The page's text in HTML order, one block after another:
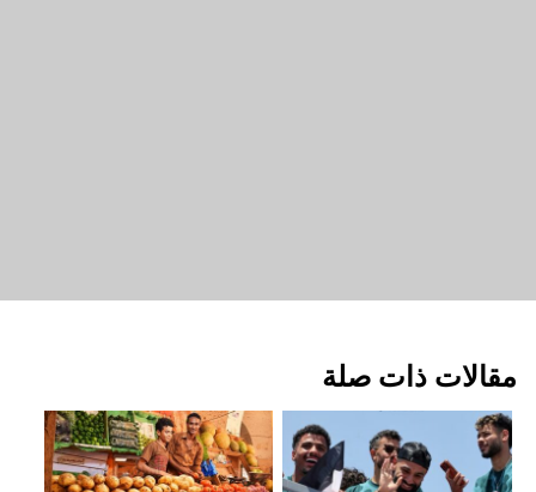
مقالات ذات صلة